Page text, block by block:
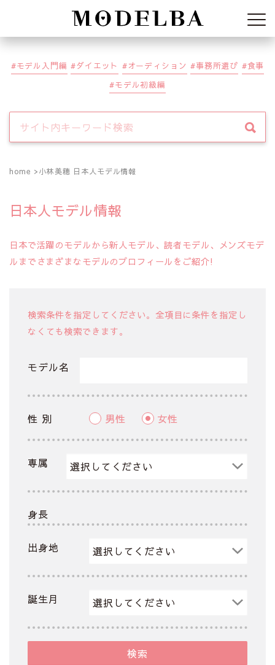
Modelba
モデル入門編 ダイエット オーディション 事務所選び
食事
モデル初級編
home 小林美穂 日本人モデル情報
日本人モデル情報
日本で活躍のモデルから新人モデル、読者モデル、メンズモデ
ルまでさまざまなモデルのプロフィールをご紹介!
検索条件を指定してください。全項目に条件を指定し
なくても検索できます。
モデル名
性 別 男性 女性
専属
身長
出身地
誕生月
検索